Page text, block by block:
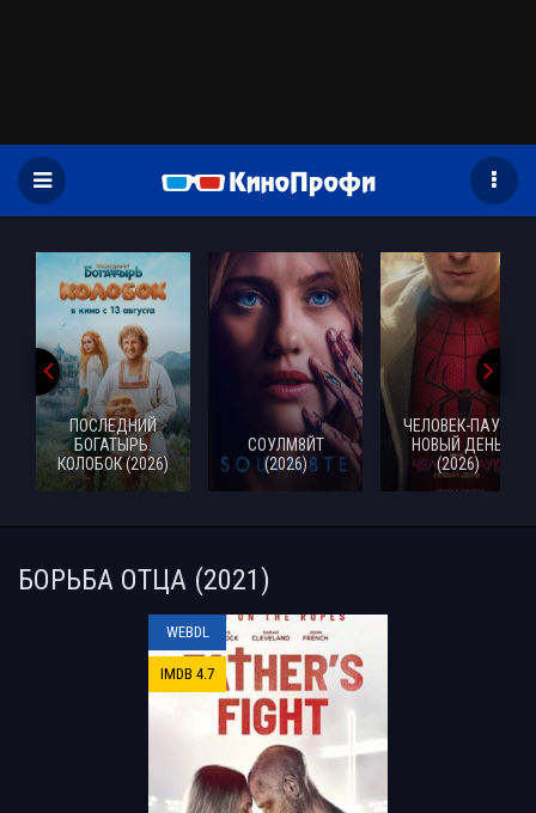
ПОСЛЕДНИЙ
БОГАТЫРЬ.
КОЛОБОК (2026)
СОУЛМ8ЙТ
(2026)
ЧЕЛОВЕК-ПАУК:
НОВЫЙ ДЕНЬ
(2026)
БОРЬБА ОТЦА (2021)
WEBDL
IMDB 4.7